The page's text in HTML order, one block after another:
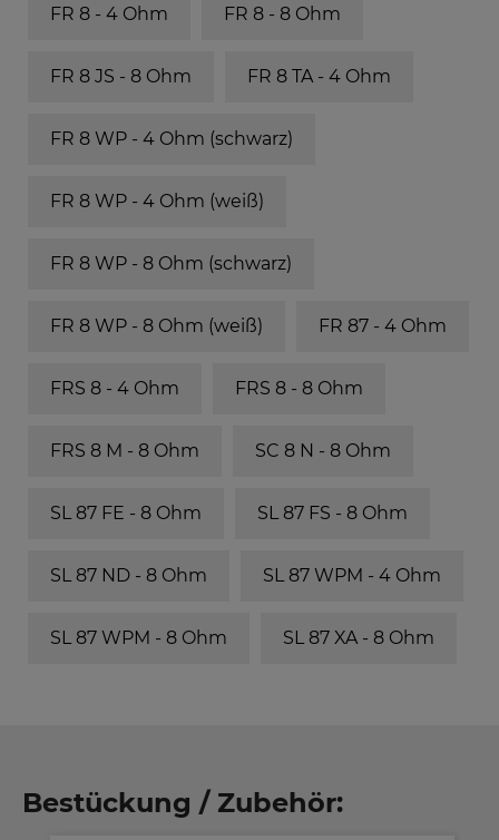
FR 8 - 4 Ohm FR 8 - 8 Ohm
FR 8 JS - 8 Ohm FR 8 TA - 4 Ohm
FR 8 WP - 4 Ohm (schwarz)
FR 8 WP - 4 Ohm (weiß)
FR 8 WP - 8 Ohm (schwarz)
FR 8 WP - 8 Ohm (weiß) FR 87 - 4 Ohm
FRS 8 - 4 Ohm FRS 8 - 8 Ohm
FRS 8 M - 8 Ohm SC 8 N - 8 Ohm
SL 87 FE - 8 Ohm SL 87 FS - 8 Ohm
SL 87 ND - 8 Ohm SL 87 WPM - 4 Ohm
SL 87 WPM - 8 Ohm SL 87 XA - 8 Ohm
Bestückung / Zubehör: